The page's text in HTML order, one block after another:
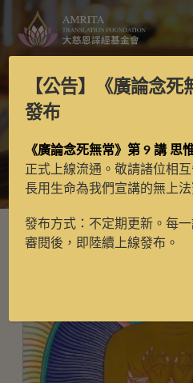
已收藏寶生
> 唐卡 > 已收藏寶生
【公告】 《廣論念死
發布
《廣論念死無常》第 9 講 思
正式上線流通。敬請諸位相
長用生命為我們宣講的無上法
發布方式：不定期更新。每
審閱後，即陸續上線發布。